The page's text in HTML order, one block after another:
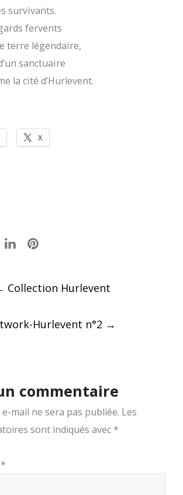
survivants.
fervents
terre légendaire,
sanctuaire
la cité d’Hurlevent.
X
Collection Hurlevent
Hurlevent n°2 →
commentaire
mail ne sera pas publiée. Les
sont indiqués avec *
*